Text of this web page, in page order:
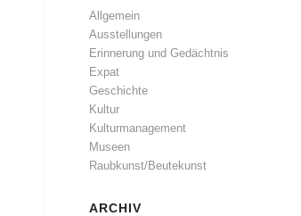
Allgemein
Ausstellungen
Erinnerung und Gedächtnis
Expat
Geschichte
Kultur
Kulturmanagement
Museen
Raubkunst/Beutekunst
ARCHIV